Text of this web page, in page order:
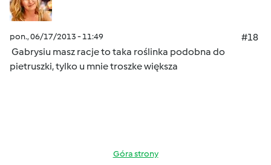
pon., 06/17/2013 - 11:49
#18
Gabrysiu masz racje to taka roślinka podobna do
pietruszki, tylko u mnie troszke większa
Góra strony